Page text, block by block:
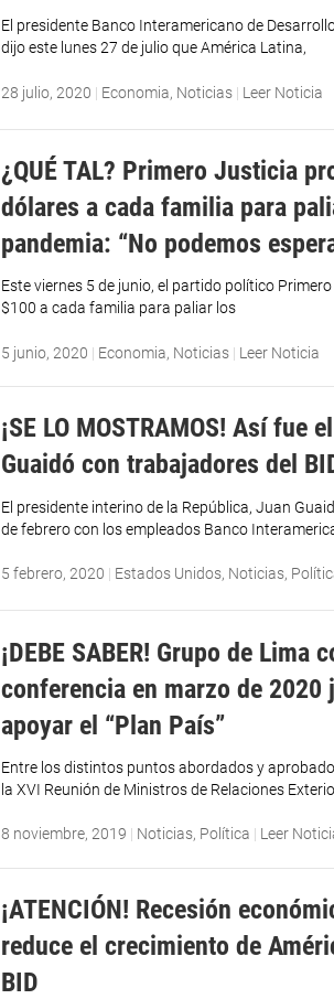
El presidente Banco Interamericano de
dijo este lunes 27 de julio que América Latina,
28 julio, 2020 | Economia, Noticias | Leer Noticia
¿QUÉ TAL? Primero Justicia
dólares a cada familia para
pandemia: “No podemos
Este viernes 5 de junio, el partido político
$100 a cada familia para paliar los
5 junio, 2020 | Economia, Noticias | Leer Noticia
¡SE LO MOSTRAMOS! Así fue
Guaidó con trabajadores del
El presidente interino de la República, Juan
de febrero con los empleados Banco
5 febrero, 2020 | Estados Unidos, Noticias,
¡DEBE SABER! Grupo de Lima
conferencia en marzo de 2020
apoyar el “Plan País”
Entre los distintos puntos abordados y
la XVI Reunión de Ministros de Relaciones
8 noviembre, 2019 | Noticias, Política | Leer
¡ATENCIÓN! Recesión
reduce el crecimiento de
BID